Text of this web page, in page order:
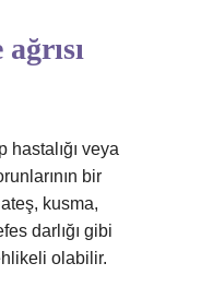
hastalığı veya
bir
kusma,
darlığı gibi
olabilir.